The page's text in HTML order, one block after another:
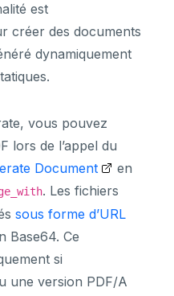
est
créer des documents
dynamiquement
vous pouvez
lors de l’appel du
Document
en
. Les fichiers
sous forme d’URL
Base64. Ce
si
une version PDF/A